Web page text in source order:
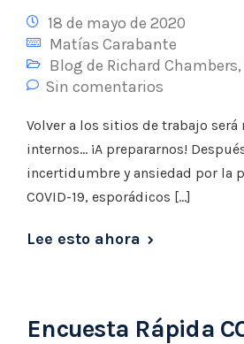
18 de mayo de 2020
Matías Carabante
Blog de Richard Chambers,
Sin comentarios
Volver a los sitios de trabajo
internos… ¡A prepararnos!
incertidumbre y ansiedad por la
COVID-19, esporádicos […]
Lee esto ahora
Encuesta Rápida